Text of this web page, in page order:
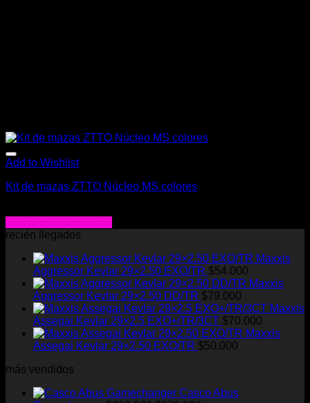
Add to Wishlist
Kit de mazas ZTTO Núcleo MS colores
original
$129.000.$90.000.
Este
tiene
múltiples
variantes.
opciones
pueden
la
recién llegados
Maxxis
Aggressor Kevlar 29×2.50 EXO/TR $54.000
Maxxis
Aggressor Kevlar 29×2.50 DD/TR $79.000
Maxxis
Assegai Kevlar 29×2.5 EXO+/TR/3CT $70.000
Maxxis
Assegai Kevlar 29×2.50 EXO/TR $50.000
más vendidos
Casco Abus